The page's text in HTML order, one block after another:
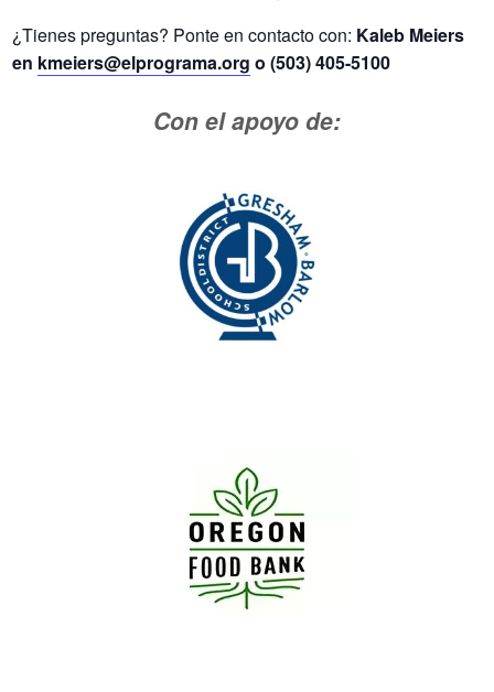
¿Tienes preguntas? Ponte en contacto con: Kaleb Meiers
en kmeiers@elprograma.org o (503) 405-5100
Con el apoyo de: